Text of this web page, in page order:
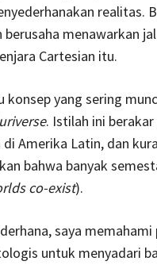
realitas.
berusaha menawarkan
Cartesian itu.
konsep yang sering
. Istilah ini
Amerika Latin, dan
bahwa banyak
co-exist).
saya
untuk menyadari